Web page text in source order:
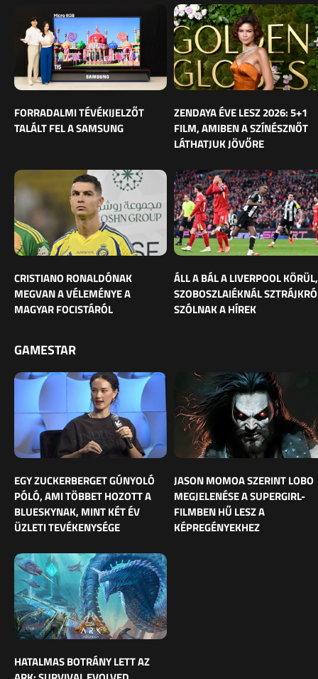
FORRADALMI TÉVÉKIJELZŐT
TALÁLT FEL A SAMSUNG
ZENDAYA ÉVE LESZ 2026: 5+1
FILM, AMIBEN A SZÍNÉSZNŐT
LÁTHATJUK JÖVŐRE
CRISTIANO RONALDÓNAK
MEGVAN A VÉLEMÉNYE A
MAGYAR FOCISTÁRÓL
ÁLL A BÁL A LIVERPOOL KÖRÜL,
SZOBOSZLAIÉKNÁL
SZÓLNAK A HÍREK
GAMESTAR
EGY ZUCKERBERGET GÚNYOLÓ
PÓLÓ, AMI TÖBBET HOZOTT A
BLUESKYNAK, MINT KÉT ÉV
ÜZLETI TEVÉKENYSÉGE
JASON MOMOA SZERINT LOBO
MEGJELENÉSE A SUPERGIRL-
FILMBEN HŰ LESZ A
KÉPREGÉNYEKHEZ
HATALMAS BOTRÁNY LETT AZ